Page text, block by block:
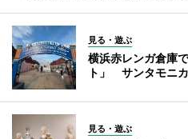
見る・遊ぶ
横浜赤レンガ倉庫
ト」 サンタモニ
見る・遊ぶ